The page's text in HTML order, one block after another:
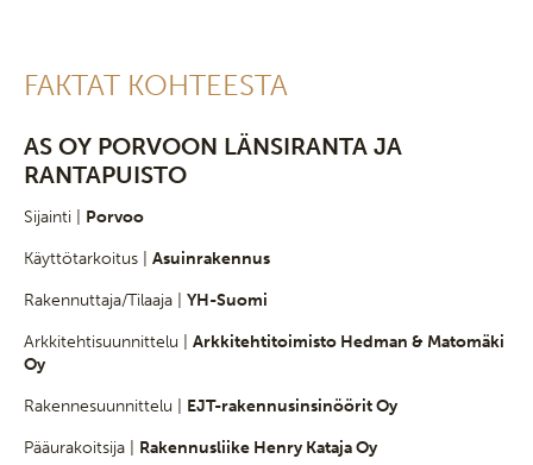
FAKTAT KOHTEESTA
AS OY PORVOON LÄNSIRANTA JA
RANTAPUISTO
Sijainti | Porvoo
Käyttötarkoitus | Asuinrakennus
Rakennuttaja/Tilaaja | YH-Suomi
Arkkitehtisuunnittelu | Arkkitehtitoimisto Hedman & Matomäki
Oy
Rakennesuunnittelu | EJT-rakennusinsinöörit Oy
Pääurakoitsija | Rakennusliike Henry Kataja Oy